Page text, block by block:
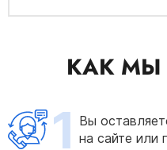
КАК МЫ
1 Вы
на сайте или